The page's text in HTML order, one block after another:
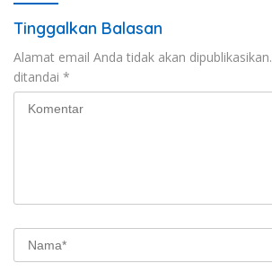
Tinggalkan Balasan
Alamat email Anda tidak akan dipublikasikan.
ditandai *